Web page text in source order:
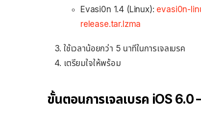
Evasi0n 1.4 (Linux): evasi0n-
release.tar.lzma
ใช้เวลาน้อยกว่า 5 นาทีในการเจลเบรค
เตรียมใจให้พร้อม
ขั้นตอนการเจลเบรค iOS